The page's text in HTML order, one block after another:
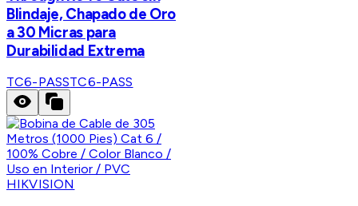
Blindaje, Chapado de Oro
a 30 Micras para
Durabilidad Extrema
TC6-PASSTC6-PASS
HIKVISION